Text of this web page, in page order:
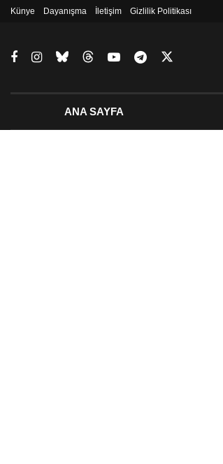
Künye Dayanışma İletişim Gizlilik Politikası
ANA SAYFA